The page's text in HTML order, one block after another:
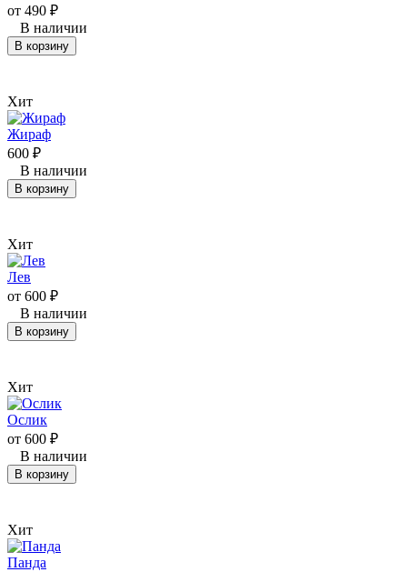
от 490 ₽
В наличии
В корзину
Хит
Жираф
600 ₽
В наличии
В корзину
Хит
Лев
от 600 ₽
В наличии
В корзину
Хит
Ослик
от 600 ₽
В наличии
В корзину
Хит
Панда